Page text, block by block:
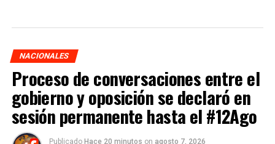
NACIONALES
Proceso de conversaciones entre el
gobierno y oposición se declaró en
sesión permanente hasta el #12Ago
Publicado Hace 20 minutos on agosto 7, 2026